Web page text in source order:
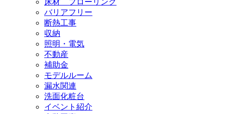
床材 フローリング
バリアフリー
断熱工事
収納
照明・電気
不動産
補助金
モデルルーム
漏水関連
洗面化粧台
イベント紹介